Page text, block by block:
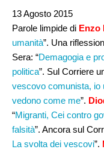
13 Agosto 2015
Parole limpide di Enzo
umanità”. Una
Sera: “Demagogia e
politica”. Sul Corriere
vescovo comunista, io
vedono come me”.
“Migranti, Cei contro
falsità”. Ancora sul
La svolta dei vescovi”.